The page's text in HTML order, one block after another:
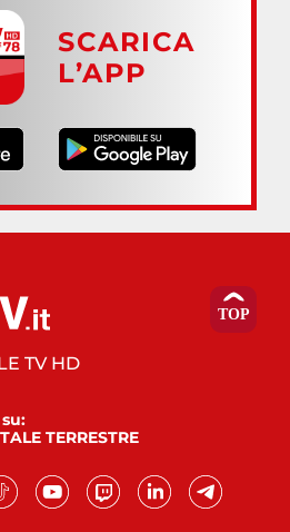
SCARICA
L’APP
TV HD
TERRESTRE